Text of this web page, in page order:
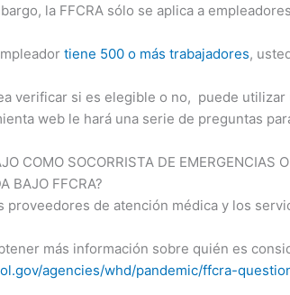
la FFCRA sólo se aplica a
tiene 500 o más trabajadores,
verificar si es elegible o no, puede utilizar
web le hará una serie de preguntas
COMO SOCORRISTA DE EMERGENCIAS
BAJO FFCRA?
proveedores de atención médica y los
más información sobre quién es
agencies/whd/pandemic/ffcra-